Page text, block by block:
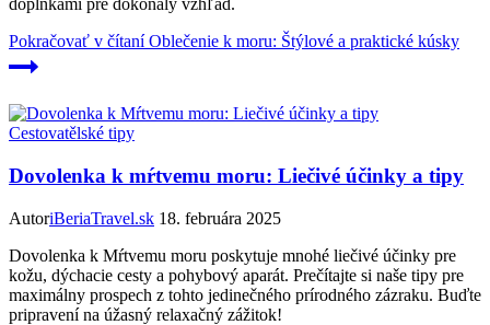
doplnkami pre dokonalý vzhľad.
Pokračovať v čítaníOblečenie k moru: Štýlové a praktické kúsky
Cestovatělské tipy
Dovolenka k mŕtvemu moru: Liečivé účinky a tipy
AutoriBeriaTravel.sk 18. februára 2025
Dovolenka k Mŕtvemu moru poskytuje mnohé liečivé účinky pre
kožu, dýchacie cesty a pohybový aparát. Prečítajte si naše tipy pre
maximálny prospech z tohto jedinečného prírodného zázraku. Buďte
pripravení na úžasný relaxačný zážitok!